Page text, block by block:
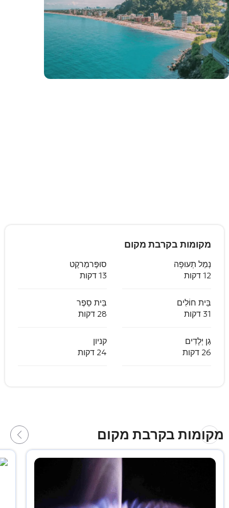
מקומות בקרבת מקום
נְמַל תְעוּפָה
12 דקות
סוּפֶּרמַרקֶט
13 דקות
בֵּית חוֹלִים
31 דקות
בֵּית סֵפֶר
28 דקות
גַן יְלָדִים
26 דקות
קניון
24 דקות
מקומות בקרבת מקום